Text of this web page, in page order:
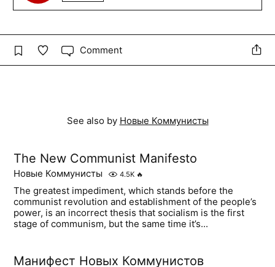
Comment
See also by Новые Коммунисты
The New Communist Manifesto
Новые Коммунисты 4.5K 🔥
The greatest impediment, which stands before the
communist revolution and establishment of the people’s
power, is an incorrect thesis that socialism is the first
stage of communism, but the same time it’s...
Манифест Новых Коммунистов